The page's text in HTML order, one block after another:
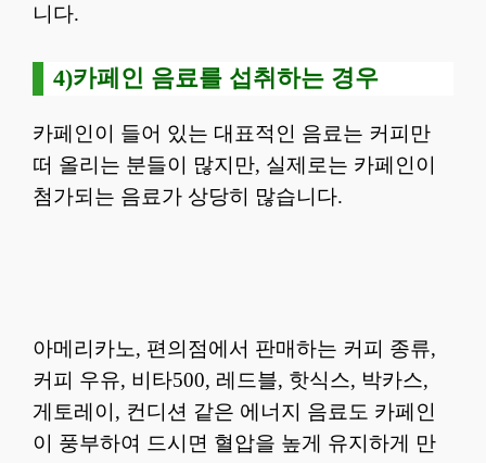
니다.
4)카페인 음료를 섭취하는 경우
카페인이 들어 있는 대표적인 음료는 커피만
떠 올리는 분들이 많지만, 실제로는 카페인이
첨가되는 음료가 상당히 많습니다.
아메리카노, 편의점에서 판매하는 커피 종류,
커피 우유, 비타500, 레드블, 핫식스, 박카스,
게토레이, 컨디션 같은 에너지 음료도 카페인
이 풍부하여 드시면 혈압을 높게 유지하게 만